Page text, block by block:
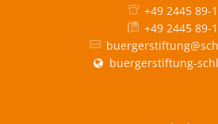
+49 2445 89-
+49 2445 89-
buergerstiftung-